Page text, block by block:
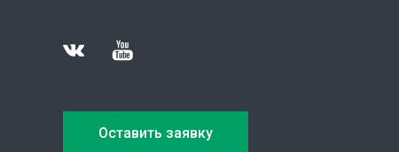
Оставить заявку